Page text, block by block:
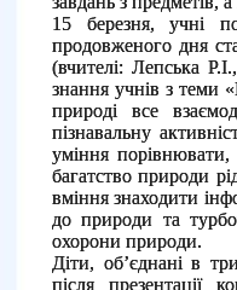
15 березня, учні
продовженого дня
(вчителі: Лепська
знання учнів з теми
природі все
пізнавальну
уміння порівнювати,
багатство природи
вміння знаходити
до природи та
охорони природи.
Діти, об’єднані в
після презентації